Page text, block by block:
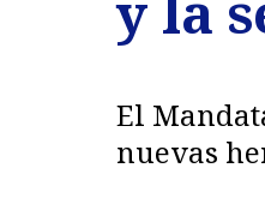
El
nuevas